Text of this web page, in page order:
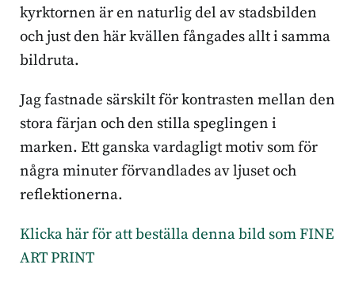
kyrktornen är en naturlig del av stadsbilden
och just den här kvällen fångades allt i samma
bildruta.
Jag fastnade särskilt för kontrasten mellan den
stora färjan och den stilla speglingen i
marken. Ett ganska vardagligt motiv som för
några minuter förvandlades av ljuset och
reflektionerna.
Klicka här för att beställa denna bild som FINE
ART PRINT